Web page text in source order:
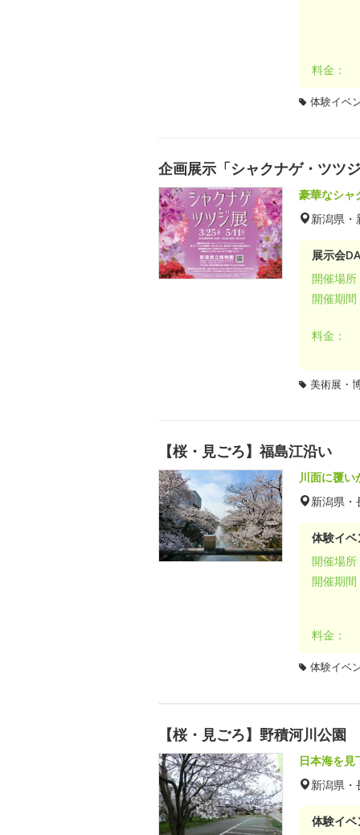
料金：
体験イベ
企画展示「シャクナゲ・ツツ
豪華なシャ
新潟県・
展示会
開催場所
開催期間
料金：
美術展・
【桜・見ごろ】福島江沿い
川面に覆い
新潟県・
体験イ
開催場所
開催期間
料金：
体験イベ
【桜・見ごろ】野積河川公園
日本海を見
新潟県・
体験イ